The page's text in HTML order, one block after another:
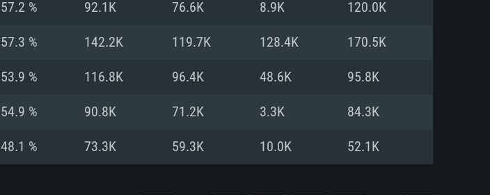
상
네트워크: 브로드밴드 인터넷
여유 저장 공간: 62.2 GB (전체 클라이언트)
와 동급의 성능을 가지며 최신 그래픽 드라이버를
지원하는 AMD RX 570 (6개월 미만; 최소사양 지원
57.2 % 92.1K 76.6K 8.9K 120.0K
57.3 % 142.2K 119.7K 128.4K 170.5K
53.9 % 116.8K 96.4K 48.6K 95.8K
54.9 % 90.8K 71.2K 3.3K 84.3K
48.1 % 73.3K 59.3K 10.0K 52.1K